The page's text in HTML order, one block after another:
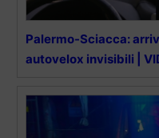
Palermo-Sciacca:
autovelox invisibili |